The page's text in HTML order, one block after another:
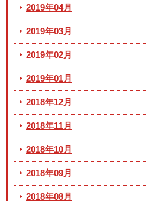
2019年04月
2019年03月
2019年02月
2019年01月
2018年12月
2018年11月
2018年10月
2018年09月
2018年08月